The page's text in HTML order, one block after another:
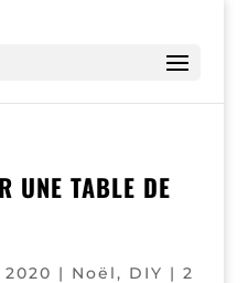
UNE TABLE DE
| Noël, DIY | 2